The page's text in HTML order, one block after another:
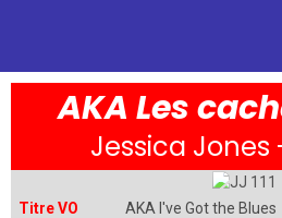
AKA Les
Jessica Jones
Titre VO
AKA I've Got the Blues